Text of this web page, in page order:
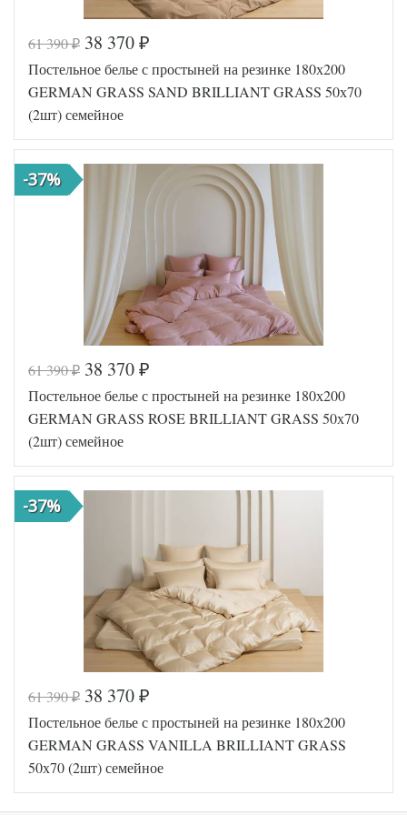
Код товара
562-117
Артикул
GG-23182
50
Ткань
Сатин
Размер
пододеяльника
150х200
(2шт)
Размер
простыни
180х200
резинке)
50х70
German
(Австрия)
Код товара
562-131
Артикул
GG-25182
50
Ткань
Сатин
Размер
пододеяльника
150х200
(2шт)
Размер
простыни
180х200
(2шт)
German
Grass
(Австрия)
61 390₽ 38 370 ₽
Постельное белье с простыней на резинке 180х200
GERMAN GRASS SAND BRILLIANT GRASS 50х70
(2шт) семейное
-37%
Код товара
562-023
Артикул
GG-16182
50
Ткань
Сатин
Размер
пододеяльника
150х200
(2шт)
180х200
61 390₽ 38 370 ₽
Постельное белье с простыней на резинке 180х200
GERMAN GRASS ROSE BRILLIANT GRASS 50х70
(2шт) семейное
-37%
61 390₽ 38 370 ₽
Постельное белье с простыней на резинке 180х200
GERMAN GRASS VANILLA BRILLIANT GRASS
50х70 (2шт) семейное